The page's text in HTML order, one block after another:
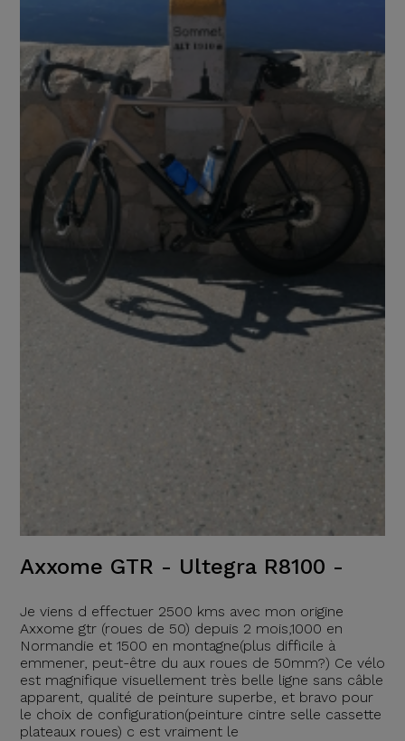
Axxome GTR - Ultegra R8100 -
Je viens d effectuer 2500 kms avec mon origine
Axxome gtr (roues de 50) depuis 2 mois,1000 en
Normandie et 1500 en montagne(plus difficile à
emmener, peut-être du aux roues de 50mm?) Ce vélo
est magnifique visuellement très belle ligne sans câble
apparent, qualité de peinture superbe, et bravo pour
le choix de configuration(peinture cintre selle cassette
plateaux roues) c est vraiment le